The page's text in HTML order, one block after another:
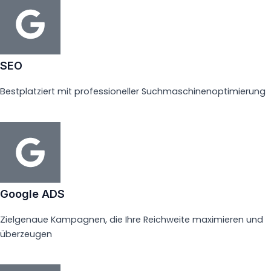
SEO
Bestplatziert mit professioneller Suchmaschinenoptimierung
Google ADS
Zielgenaue Kampagnen, die Ihre Reichweite maximieren und
überzeugen